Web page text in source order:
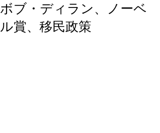
ボブ・ディラン、ノーベ
ル賞、移民政策